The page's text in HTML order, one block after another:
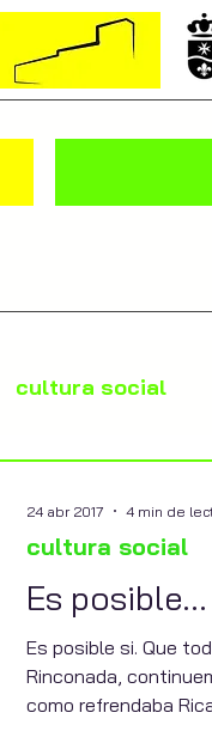
cultura social
Es posible...
Es posible si. Que
Rinconada,
como refrendaba
cultura social
24 abr 2017 4 min de